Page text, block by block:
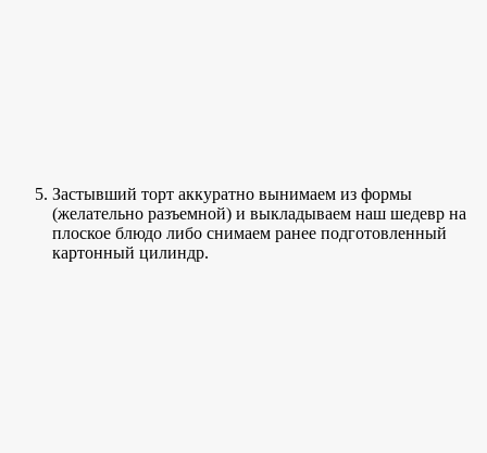
Застывший торт аккуратно вынимаем из формы
(желательно разъемной) и выкладываем наш шедевр на
плоское блюдо либо снимаем ранее подготовленный
картонный цилиндр.